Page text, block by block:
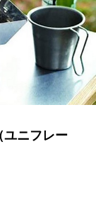
ニフレー